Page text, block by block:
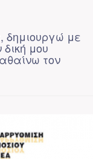
με
μου
τον